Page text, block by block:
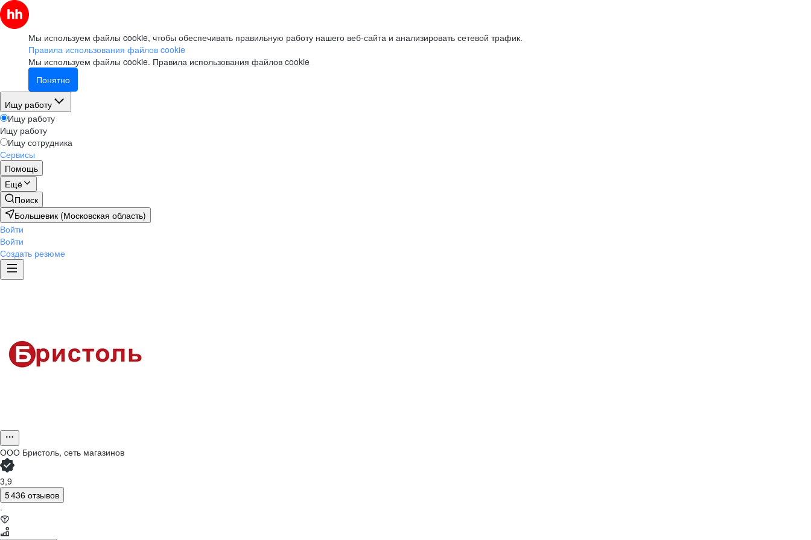
Мы используем файлы cookie, чтобы обеспечивать правильную работу нашего веб-сайта и анализировать сетевой трафик.
Правила использования файлов cookie
Мы используем файлы cookie. Правила использования файлов cookie
Понятно
Ищу работу
Ищу работу
Ищу работу
Ищу сотрудника
Сервисы
Помощь
Ещё
Поиск
Большевик (Московская область)
Войти
Войти
Создать резюме
ООО Бристоль, сеть магазинов
3,9
5 436 отзывов
·